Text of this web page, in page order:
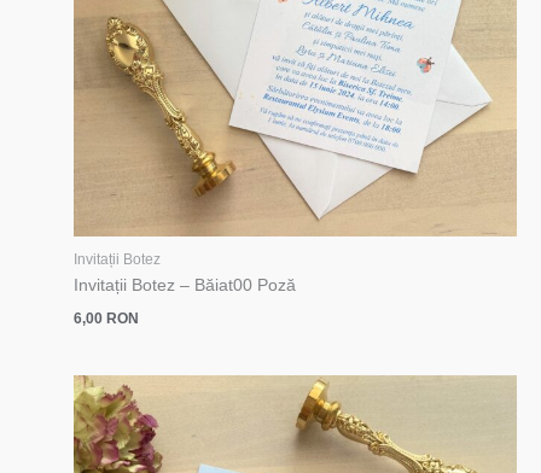
Invitații Botez
Invitații Botez – Băiat00 Poză
6,00 RON